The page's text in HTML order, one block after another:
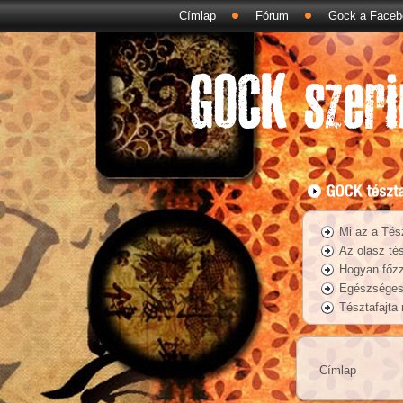
Címlap Fórum Gock a
Mi az a
Az olasz
Hogyan
Tésztafajta
Címlap